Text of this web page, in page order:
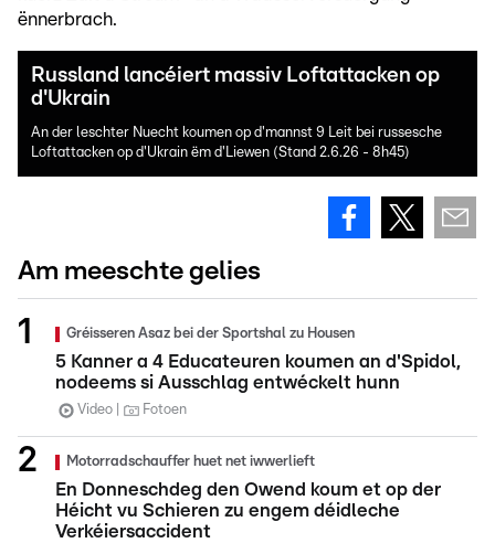
ënnerbrach.
Russland lancéiert massiv Loftattacken op
d'Ukrain
An der leschter Nuecht koumen op d'mannst 9 Leit bei russesche
Loftattacken op d'Ukrain ëm d'Liewen (Stand 2.6.26 - 8h45)
Am meeschte gelies
Gréisseren Asaz bei der Sportshal zu Housen
5 Kanner a 4 Educateuren koumen an d'Spidol,
nodeems si Ausschlag entwéckelt hunn
Video Fotoen
Motorradschauffer huet net iwwerlieft
En Donneschdeg den Owend koum et op der
Héicht vu Schieren zu engem déidleche
Verkéiersaccident